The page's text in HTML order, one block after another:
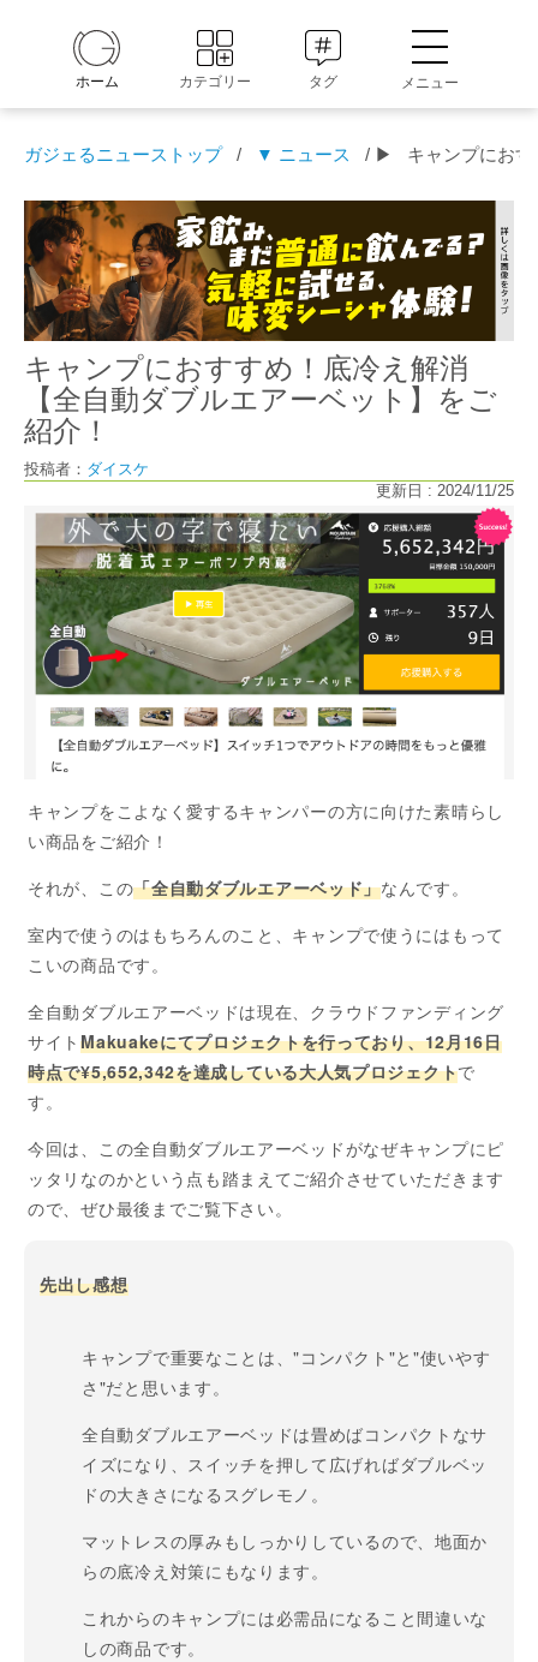
ホーム カテゴリー タグ メニュー
ガジェるニューストップ / ▼ ニュース / ▶ キャンプにお
キャンプにおすすめ！底冷え解消
【全自動ダブルエアーベット】をご
紹介！
投稿者： ダイスケ
更新日 : 2024/11/25
キャンプをこよなく愛するキャンパーの方に向けた素晴らし
い商品をご紹介！
それが、この「全自動ダブルエアーベッド」なんです。
室内で使うのはもちろんのこと、キャンプで使うにはもって
こいの商品です。
全自動ダブルエアーベッドは現在、クラウドファンディング
サイトMakuakeにてプロジェクトを行っており、12月16日
時点で¥5,652,342を達成している大人気プロジェクトで
す。
今回は、この全自動ダブルエアーベッドがなぜキャンプにピ
ッタリなのかという点も踏まえてご紹介させていただきます
ので、ぜひ最後までご覧下さい。
先出し感想
キャンプで重要なことは、"コンパクト"と"使いやす
さ"だと思います。
全自動ダブルエアーベッドは畳めばコンパクトなサ
イズになり、スイッチを押して広げればダブルベッ
ドの大きさになるスグレモノ。
マットレスの厚みもしっかりしているので、地面か
らの底冷え対策にもなります。
これからのキャンプには必需品になること間違いな
しの商品です。